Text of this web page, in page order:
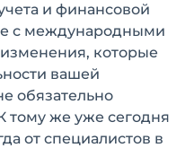
и финансовой
с международными
которые
вашей
обязательно
тому же уже сегодня
от специалистов в